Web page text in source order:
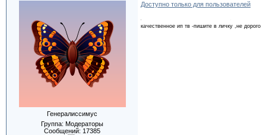
Генералиссимус
Группа: Модераторы
Сообщений: 17385
Доступно только для пользователей
качественное ип тв -пишите в личку ,не дорого